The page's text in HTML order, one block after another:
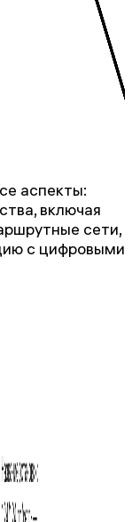
аспекты:
включая
сети,
с цифровыми